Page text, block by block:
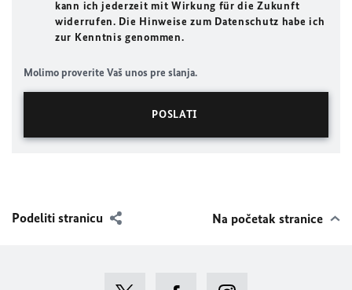
kann ich jederzeit mit Wirkung für die Zukunft
widerrufen. Die Hinweise zum Datenschutz habe ich
zur Kenntnis genommen.
Molimo proverite Vaš unos pre slanja.
Podeliti stranicu Na početak stranice